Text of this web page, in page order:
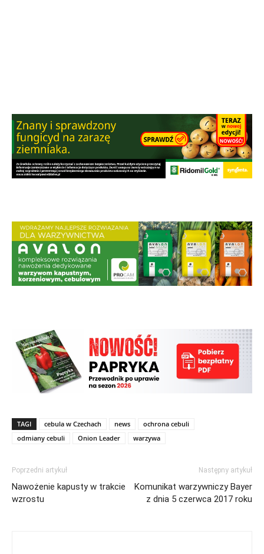
TAGI cebula w Czechach news
ochrona cebuli
odmiany cebuli
Onion Leader warzywa
Poprzedni artykuł
Nawożenie kapusty w trakcie
wzrostu
Następny artykuł
Komunikat warzywniczy Bayer
z dnia 5 czerwca 2017 roku